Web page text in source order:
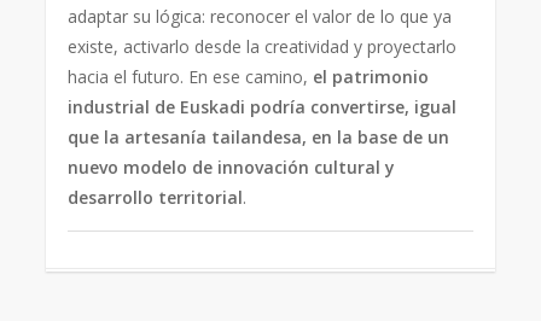
adaptar su lógica: reconocer el valor de lo que ya
existe, activarlo desde la creatividad y proyectarlo
hacia el futuro. En ese camino, el patrimonio
industrial de Euskadi podría convertirse, igual
que la artesanía tailandesa, en la base de un
nuevo modelo de innovación cultural y
desarrollo territorial.